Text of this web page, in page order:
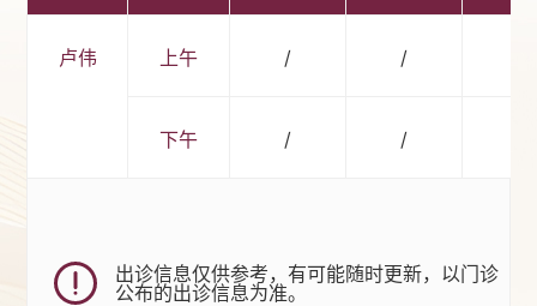
卢伟 上午 / /
下午 / /
出诊信息仅供参考，有可能随时更新，以门诊
公布的出诊信息为准。